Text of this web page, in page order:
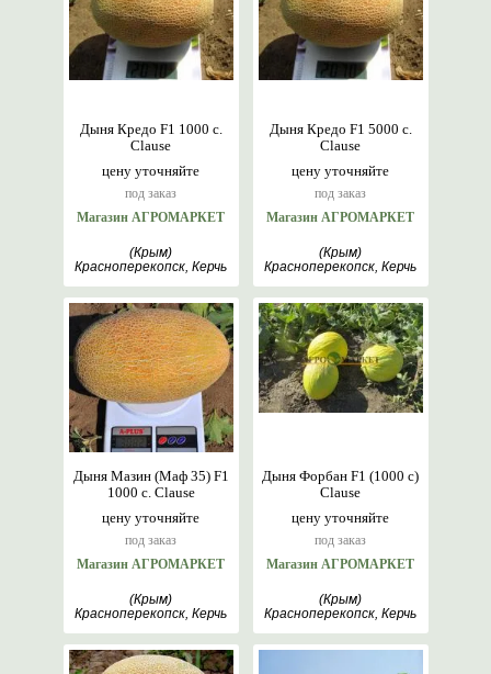
цену уточняйте
под заказ
Дыня Кредо F1 1000 с.
Clause
Магазин АГРОМАРКЕТ
(Крым)
Красноперекопск, Керчь
цену уточняйте
под заказ
Дыня Кредо F1 5000 с.
Clause
Магазин АГРОМАРКЕТ
(Крым)
Красноперекопск, Керчь
цену уточняйте
под заказ
Дыня Мазин (Маф 35) F1
1000 с. Clause
Магазин АГРОМАРКЕТ
(Крым)
Красноперекопск, Керчь
цену уточняйте
под заказ
Дыня Форбан F1 (1000 с)
Clause
Магазин АГРОМАРКЕТ
(Крым)
Красноперекопск, Керчь